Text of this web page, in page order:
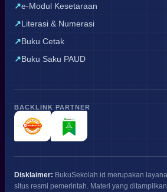
e-Modul Kesetaraan
Literasi & Numerasi
Buku Cetak
Buku Saku PAUD
BACKLINK PARTNER
Disklaimer: BukuSekolah.id merupakan
situs resmi pemerintah. Materi yang